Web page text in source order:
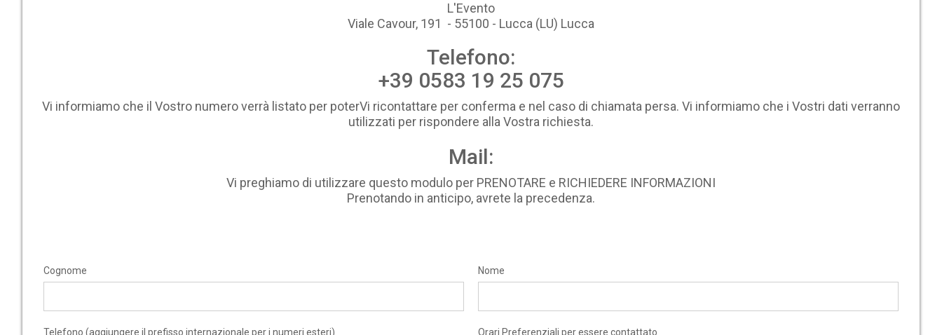
L'Evento
Viale Cavour, 191 - 55100 - Lucca (LU) Lucca
Telefono:
+39 0583 19 25 075
Vi informiamo che il Vostro numero verrà listato per poterVi ricontattare per conferma e nel caso di chiamata persa. Vi informiamo che i Vostri dati verranno
utilizzati per rispondere alla Vostra richiesta.
Mail:
Vi preghiamo di utilizzare questo modulo per PRENOTARE e RICHIEDERE INFORMAZIONI
Prenotando in anticipo, avrete la precedenza.
Cognome Nome
Telefono (aggiungere il prefisso internazionale per i numeri esteri) Orari Preferenziali per essere contattato